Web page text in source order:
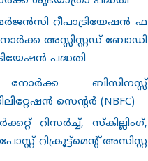
റീപാട്രിയേഷൻ ഫ
അസ്സിസ്റ്റഡ് ബോഡി
പദ്ധതി
ബിസിനസ്സ്
സെന്റർ (NBFC)
റിസർച്ച്, സ്കില്ലിംഗ്,
പോസ്റ്റ് റിക്രൂട്ട്‌മെൻ്റ് അസിസ്റ്റ